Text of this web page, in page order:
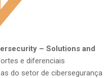
– Solutions and
e diferenciais
do setor de cibersegurança